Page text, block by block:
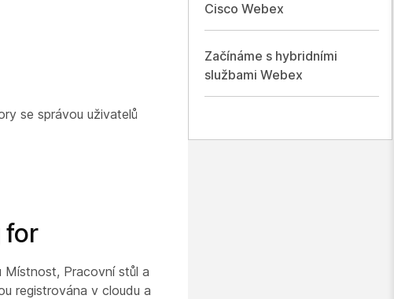
se správou uživatelů
for
Místnost, Pracovní stůl a
registrována v cloudu a
Cisco Webex
Začínáme s hybridními
službami Webex